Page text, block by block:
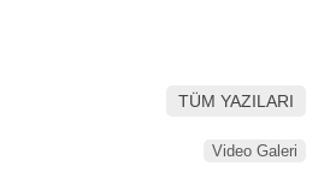
TÜM YAZILARI
Video Galeri